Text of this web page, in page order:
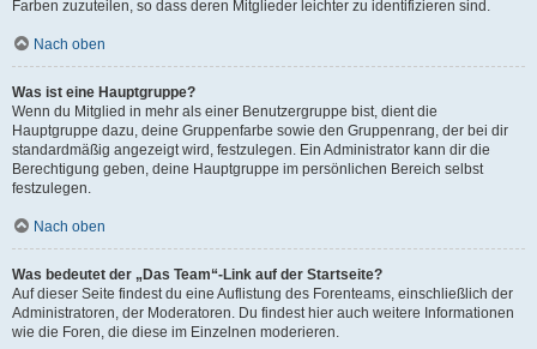
Farben zuzuteilen, so dass deren Mitglieder leichter zu identifizieren sind.
Nach oben
Was ist eine Hauptgruppe?
Wenn du Mitglied in mehr als einer Benutzergruppe bist, dient die
Hauptgruppe dazu, deine Gruppenfarbe sowie den Gruppenrang, der bei dir
standardmäßig angezeigt wird, festzulegen. Ein Administrator kann dir die
Berechtigung geben, deine Hauptgruppe im persönlichen Bereich selbst
festzulegen.
Nach oben
Was bedeutet der „Das Team“-Link auf der Startseite?
Auf dieser Seite findest du eine Auflistung des Forenteams, einschließlich der
Administratoren, der Moderatoren. Du findest hier auch weitere Informationen
wie die Foren, die diese im Einzelnen moderieren.